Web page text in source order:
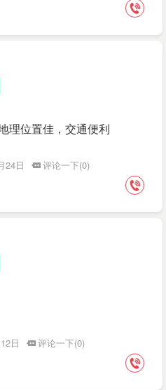
理位置佳，交通便利
24日
评论一下(0)
日
评论一下(0)